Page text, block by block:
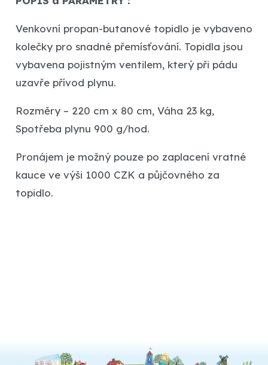
Venkovní propan-butanové topidlo je vybaveno
kolečky pro snadné přemísťování. Topidla jsou
vybavena pojistným ventilem, který při pádu
uzavře přívod plynu.
Rozměry – 220 cm x 80 cm, Váha 23 kg,
Spotřeba plynu 900 g/hod.
Pronájem je možný pouze po zaplacení vratné
kauce ve výši 1000 CZK a půjčovného za
topidlo.